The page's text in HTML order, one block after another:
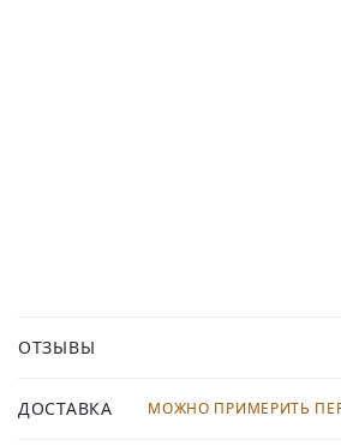
ОТЗЫВЫ
ДОСТАВКА МОЖНО ПРИМЕРИТЬ